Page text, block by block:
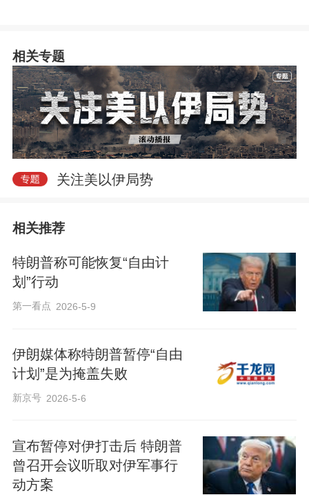
相关专题
关注美以伊局势
相关推荐
特朗普称可能恢复“自由计
划”行动
第一看点 2026-5-9
伊朗媒体称特朗普暂停“自由
计划”是为掩盖失败
新京号 2026-5-6
宣布暂停对伊打击后 特朗普
曾召开会议听取对伊军事行
动方案